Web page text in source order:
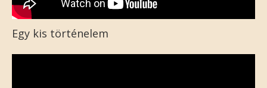
Egy kis történelem